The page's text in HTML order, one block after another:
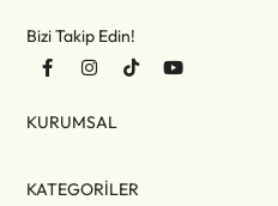
Bizi Takip Edin!
KURUMSAL
KATEGORİLER